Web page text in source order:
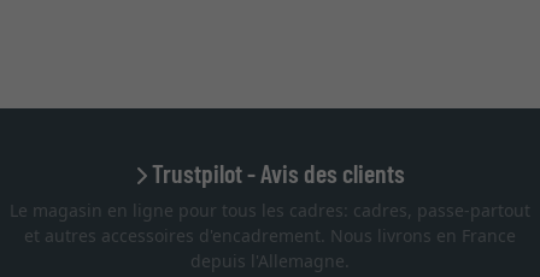
Trustpilot - Avis des clients
Le magasin en ligne pour tous les cadres: cadres, passe-partout
et autres accessoires d'encadrement. Nous livrons en France
depuis l'Allemagne.